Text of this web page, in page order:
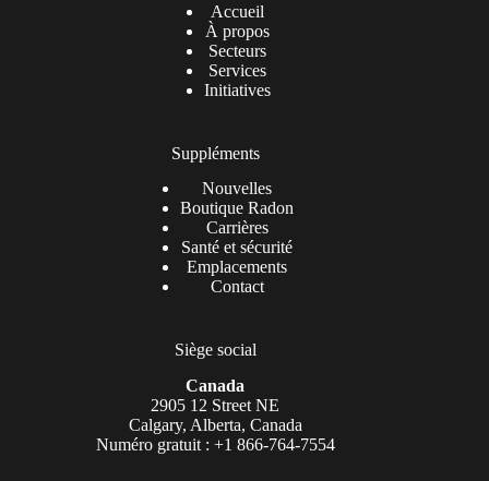
Accueil
À propos
Secteurs
Services
Initiatives
Suppléments
Nouvelles
Boutique Radon
Carrières
Santé et sécurité
Emplacements
Contact
Siège social
Canada
2905 12 Street NE
Calgary, Alberta, Canada
Numéro gratuit : +1 866-764-7554